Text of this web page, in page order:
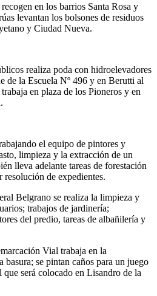
en los barrios Santa Rosa y
levantan los bolsones de residuos
y Ciudad Nueva.
realiza poda con hidroelevadores
de la Escuela Nº 496 y en Berutti al
en plaza de los Pioneros y en
el equipo de pintores y
limpieza y la extracción de un
lleva adelante tareas de forestación
de expedientes.
Belgrano se realiza la limpieza y
trabajos de jardinería;
del predio, tareas de albañilería y
Vial trabaja en la
basura; se pintan caños para un juego
que será colocado en Lisandro de la